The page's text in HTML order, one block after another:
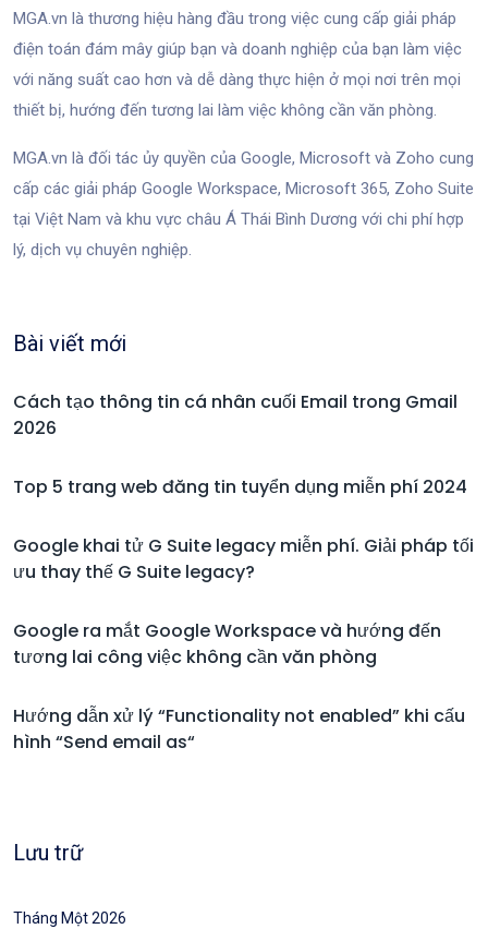
MGA.vn là thương hiệu hàng đầu trong việc cung cấp giải pháp
điện toán đám mây giúp bạn và doanh nghiệp của bạn làm việc
với năng suất cao hơn và dễ dàng thực hiện ở mọi nơi trên mọi
thiết bị, hướng đến tương lai làm việc không cần văn phòng.
MGA.vn là đối tác ủy quyền của Google, Microsoft và Zoho cung
cấp các giải pháp Google Workspace, Microsoft 365, Zoho Suite
tại Việt Nam và khu vực châu Á Thái Bình Dương với chi phí hợp
lý, dịch vụ chuyên nghiệp.
Bài viết mới
Cách tạo thông tin cá nhân cuối Email trong Gmail
2026
Top 5 trang web đăng tin tuyển dụng miễn phí 2024
Google khai tử G Suite legacy miễn phí. Giải pháp tối
ưu thay thế G Suite legacy?
Google ra mắt Google Workspace và hướng đến
tương lai công việc không cần văn phòng
Hướng dẫn xử lý “Functionality not enabled” khi cấu
hình “Send email as“
Lưu trữ
Tháng Một 2026